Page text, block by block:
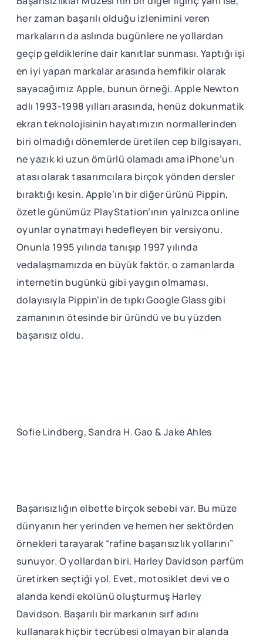
her zaman başarılı olduğu izlenimini veren
markaların da aslında bugünlere ne yollardan
geçip geldiklerine dair kanıtlar sunması. Yaptığı işi
en iyi yapan markalar arasında hemfikir olarak
sayacağımız Apple, bunun örneği. Apple Newton
adlı 1993-1998 yılları arasında, henüz dokunmatik
ekran teknolojisinin hayatımızın normallerinden
biri olmadığı dönemlerde üretilen cep bilgisayarı,
ne yazık ki uzun ömürlü olamadı ama iPhone’un
atası olarak tasarımcılara birçok yönden dersler
bıraktığı kesin. Apple’ın bir diğer ürünü Pippin,
özetle günümüz PlayStation’ının yalnızca online
oyunlar oynatmayı hedefleyen bir versiyonu.
Onunla 1995 yılında tanışıp 1997 yılında
vedalaşmamızda en büyük faktör, o zamanlarda
internetin bugünkü gibi yaygın olmaması,
dolayısıyla Pippin’in de tıpkı Google Glass gibi
zamanının ötesinde bir üründü ve bu yüzden
başarısız oldu.
Sofie Lindberg, Sandra H. Gao & Jake Ahles
Başarısızlığın elbette birçok sebebi var. Bu müze
dünyanın her yerinden ve hemen her sektörden
örnekleri tarayarak “rafine başarısızlık yollarını”
sunuyor. O yollardan biri, Harley Davidson parfüm
üretirken seçtiği yol. Evet, motosiklet devi ve o
alanda kendi ekolünü oluşturmuş Harley
Davidson. Başarılı bir markanın sırf adını
kullanarak hiçbir tecrübesi olmayan bir alanda